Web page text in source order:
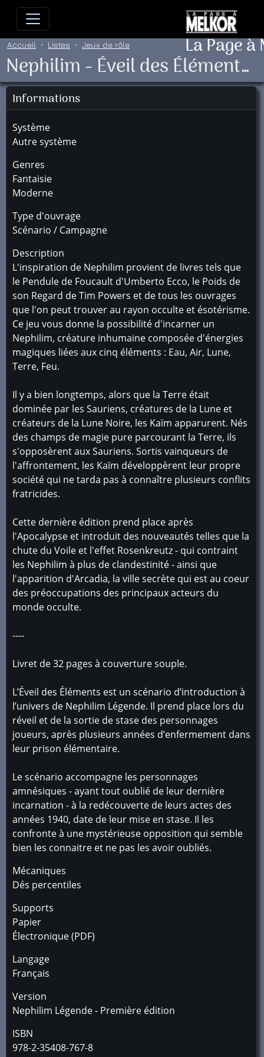
Allez directement au contenu
La Page
Accueil Listes Jeux de rôle
Nephilim - Éveil des Éléments (L')
Informations
Système
Autre système
Genres
Fantaisie
Moderne
Type d'ouvrage
Scénario / Campagne
Description
L'inspiration de Nephilim provient de livres tels que
le Pendule de Foucault d'Umberto Ecco, le Poids de
son Regard de Tim Powers et de tous les ouvrages
que l'on peut trouver au rayon occulte et ésotérisme.
Ce jeu vous donne la possibilité d'incarner un
Nephilim, créature inhumaine composée d'énergies
magiques liées aux cinq éléments : Eau, Air, Lune,
Terre, Feu.
Il y a bien longtemps, alors que la Terre était
dominée par les Sauriens, créatures de la Lune et
créateurs de la Lune Noire, les Kaïm apparurent. Nés
des champs de magie pure parcourant la Terre, ils
s'opposèrent aux Sauriens. Sortis vainqueurs de
l'affrontement, les Kaïm développèrent leur propre
société qui ne tarda pas à connaître plusieurs conflits
fratricides.
Cette dernière édition prend place après
l'Apocalypse et introduit des nouveautés telles que la
chute du Voile et l'effet Rosenkreutz - qui contraint
les Nephilim à plus de clandestinité - ainsi que
l'apparition d'Arcadia, la ville secrète qui est au coeur
des préoccupations des principaux acteurs du
monde occulte.
----
Livret de 32 pages à couverture souple.
L’Éveil des Éléments est un scénario d’introduction à
l’univers de Nephilim Légende. Il prend place lors du
réveil et de la sortie de stase des personnages
joueurs, après plusieurs années d’enfermement dans
leur prison élémentaire.
Le scénario accompagne les personnages
amnésiques - ayant tout oublié de leur dernière
incarnation - à la redécouverte de leurs actes des
années 1940, date de leur mise en stase. Il les
confronte à une mystérieuse opposition qui semble
bien les connaitre et ne pas les avoir oubliés.
Mécaniques
Dés percentiles
Supports
Papier
Électronique (PDF)
Langage
Français
Version
Nephilim Légende - Première édition
ISBN
978-2-35408-767-8